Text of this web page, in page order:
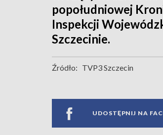
popołudniowej
Inspekcji
Szczecinie.
Źródło: TVP3 Szczecin
UDOSTĘPNIJ NA